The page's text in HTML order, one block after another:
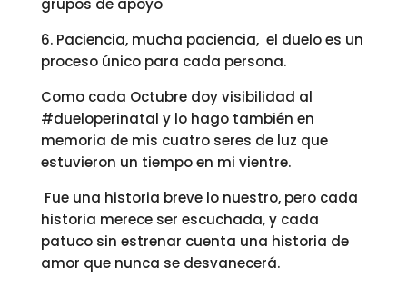
grupos de apoyo
6. Paciencia, mucha paciencia, el duelo es un
proceso único para cada persona.
Como cada Octubre doy visibilidad al
#dueloperinatal y lo hago también en
memoria de mis cuatro seres de luz que
estuvieron un tiempo en mi vientre.
Fue una historia breve lo nuestro, pero cada
historia merece ser escuchada, y cada
patuco sin estrenar cuenta una historia de
amor que nunca se desvanecerá.